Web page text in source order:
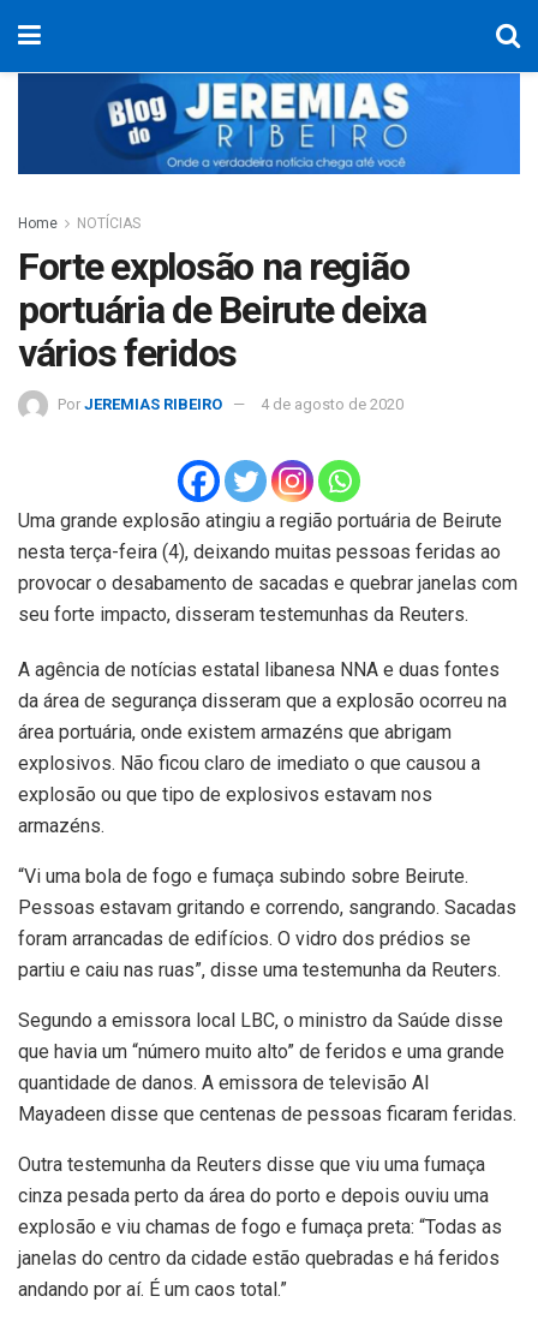
Home NOTÍCIAS
Forte explosão na região
portuária de Beirute deixa
vários feridos
Por JEREMIAS RIBEIRO 4 de agosto de 2020
Uma grande explosão atingiu a região portuária de Beirute
nesta terça-feira (4), deixando muitas pessoas feridas ao
provocar o desabamento de sacadas e quebrar janelas com
seu forte impacto, disseram testemunhas da Reuters.
A agência de notícias estatal libanesa NNA e duas fontes
da área de segurança disseram que a explosão ocorreu na
área portuária, onde existem armazéns que abrigam
explosivos. Não ficou claro de imediato o que causou a
explosão ou que tipo de explosivos estavam nos
armazéns.
“Vi uma bola de fogo e fumaça subindo sobre Beirute.
Pessoas estavam gritando e correndo, sangrando. Sacadas
foram arrancadas de edifícios. O vidro dos prédios se
partiu e caiu nas ruas”, disse uma testemunha da Reuters.
Segundo a emissora local LBC, o ministro da Saúde disse
que havia um “número muito alto” de feridos e uma grande
quantidade de danos. A emissora de televisão Al
Mayadeen disse que centenas de pessoas ficaram feridas.
Outra testemunha da Reuters disse que viu uma fumaça
cinza pesada perto da área do porto e depois ouviu uma
explosão e viu chamas de fogo e fumaça preta: “Todas as
janelas do centro da cidade estão quebradas e há feridos
andando por aí. É um caos total.”